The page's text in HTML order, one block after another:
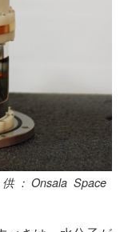
：Onsala Space